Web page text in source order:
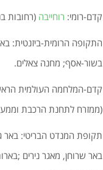
קדם-רומי: רוחייבה (רחובות
התקופה הרומית-ביזנטית:
בשור-אסף; מחנה צאלים.
קדם-המלחמה העולמית
(ממזרח לתחנת הרכבת
תקופת המנדט הבריטי: באר
באר שרוחן, מאגר נירים